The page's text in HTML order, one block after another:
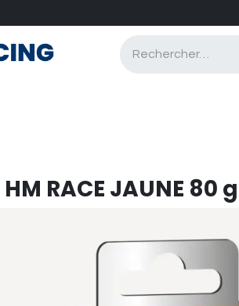
HM RACE JAUNE 80 g